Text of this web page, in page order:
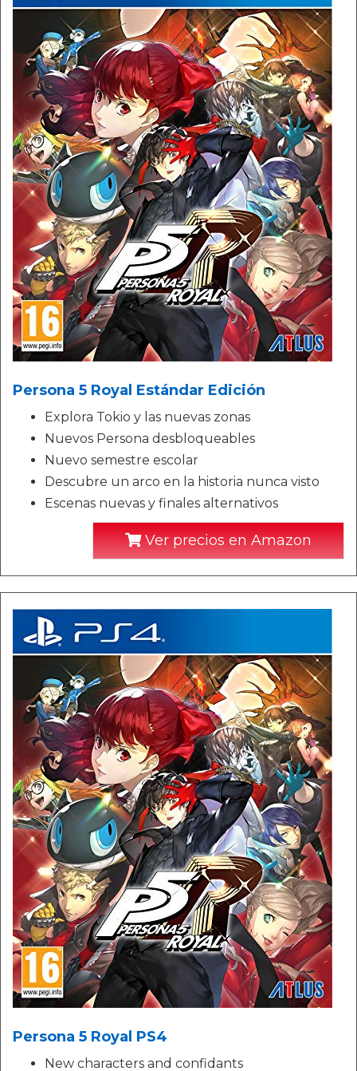
Persona 5 Royal Estándar Edición
Explora Tokio y las nuevas zonas
Nuevos Persona desbloqueables
Nuevo semestre escolar
Descubre un arco en la historia nunca visto
Escenas nuevas y finales alternativos
Ver precios en Amazon
Persona 5 Royal PS4
New characters and confidants